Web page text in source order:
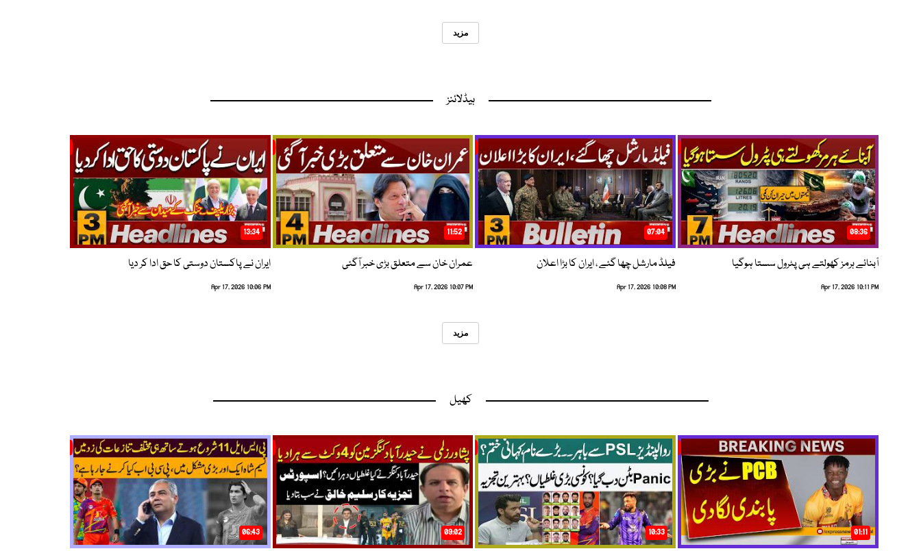
مزید
ہیڈلائنز
08:36
آبنائے ہرمز کھولتے ہی پٹرول سستا ہوگیا
Apr 17, 2026 10:11 PM
07:04
فیلڈ مارشل چھا گئے ، ایران کا بڑا اعلان
Apr 17, 2026 10:08 PM
11:52
عمران خان سے متعلق بڑی خبر آگئی
Apr 17, 2026 10:07 PM
13:34
ایران نے پاکستان دوستی کا حق ادا کر دیا
Apr 17, 2026 10:06 PM
مزید
کھیل
01:11
10:33
09:02
06:43